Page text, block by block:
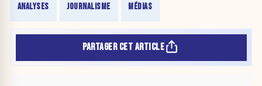
ANALYSES JOURNALISME MÉDIAS
PARTAGER CET ARTICLE